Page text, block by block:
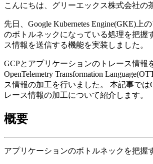
こんにちは、グリーエックス株式会社の
先日、Google Kubernetes Engine(GKE)上
のボトルネックになっている処理を把握
ス情報を送信する機能を実装しました。
GCPとアプリケーションのトレース情報
OpenTelemetry Transformation
ス情報の加工を行いました。 本記事では
レース情報の加工について紹介します。
概要
アプリケーションのボトルネックを把握